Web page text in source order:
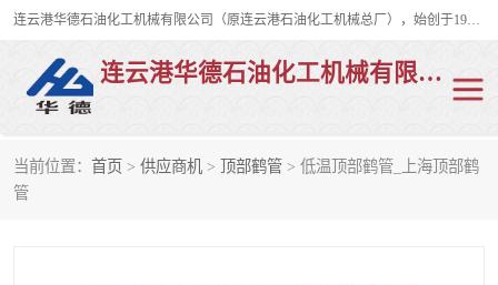
连云港华德石油化工机械有限公司（原连云港石油化工机械总厂），始创于1982年，是从事码头船用流体装卸臂、陆用流体装卸臂（鹤管）、活动梯、钢构平台、定量装车系统等全系列流体装卸设备的设计、制造、销售以及服务的专业供应商。
连云港华德石油化工机械有限公司
当前位置： 首页 > 供应商机 > 顶部鹤管 > 低温顶部鹤管_上海顶部鹤
管